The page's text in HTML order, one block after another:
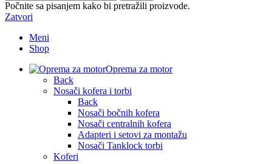
Počnite sa pisanjem kako bi pretražili proizvode.
Zatvori
Meni
Shop
Oprema za motor
Back
Nosači kofera i torbi
Back
Nosači bočnih kofera
Nosači centralnih kofera
Adapteri i setovi za montažu
Nosači Tanklock torbi
Koferi